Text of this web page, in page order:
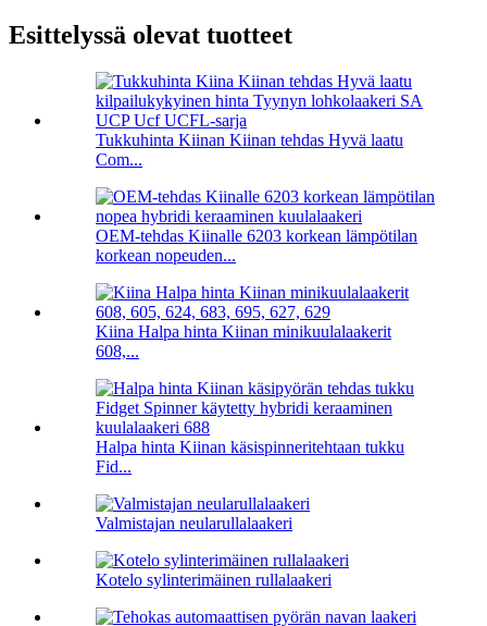
Esittelyssä olevat tuotteet
Tukkuhinta Kiinan Kiinan tehdas Hyvä laatu
Com...
OEM-tehdas Kiinalle 6203 korkean lämpötilan
korkean nopeuden...
Kiina Halpa hinta Kiinan minikuulalaakerit
608,...
Halpa hinta Kiinan käsispinneritehtaan tukku
Fid...
Valmistajan neularullalaakeri
Kotelo sylinterimäinen rullalaakeri